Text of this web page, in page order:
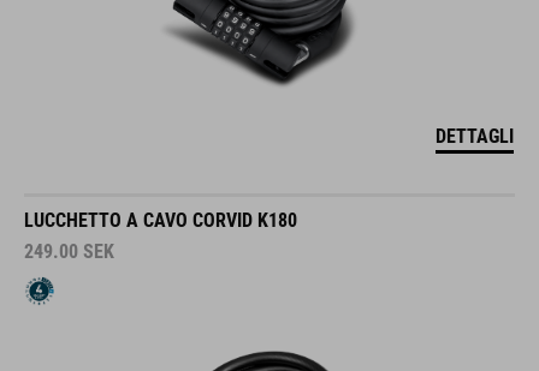
DETTAGLI
LUCCHETTO A CAVO CORVID K180
249.00 SEK